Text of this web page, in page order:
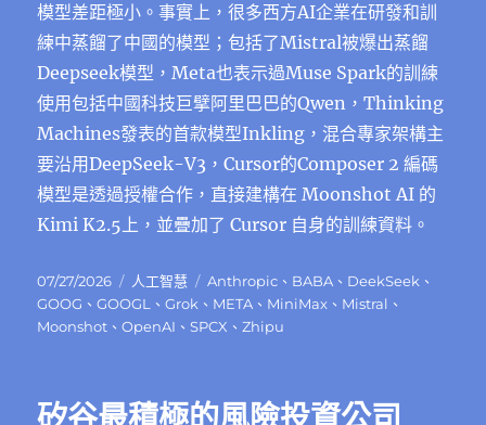
模型差距極小。事實上，很多西方AI企業在研發和訓
練中蒸餾了中國的模型；包括了Mistral被爆出蒸餾
Deepseek模型，Meta也表示過Muse Spark的訓練
使⽤包括中國科技巨擘阿⾥巴巴的Qwen，Thinking
Machines發表的首款模型Inkling，混合專家架構主
要沿用DeepSeek-V3，Cursor的Composer 2 編碼
模型是透過授權合作，直接建構在 Moonshot AI 的
Kimi K2.5上，並疊加了 Cursor 自身的訓練資料。
發
佈
日
07/27/2026
分
類
人工智慧
標
籤
Anthropic 、 BABA 、 DeekSeek 、
GOOG 、GOOGL 、Grok 、 META 、 MiniMax 、 Mistral 、
Moonshot 、OpenAI 、SPCX 、Zhipu
矽谷最積極的風險投資公司